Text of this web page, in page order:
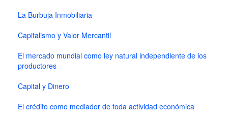
La Burbuja Inmobiliaria
Capitalismo y Valor Mercantil
El mercado mundial como ley natural independiente de los
productores
Capital y Dinero
El crédito como mediador de toda actividad económica